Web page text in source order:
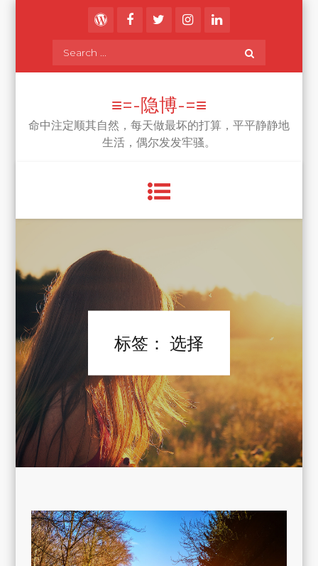
Search
≡=-隐博-=≡
命中注定顺其自然，每天做最坏的打算，平平静静地
生活，偶尔发发牢骚。
标签： 选择